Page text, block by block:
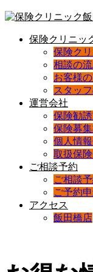
保険クリニッ
保険ク
相談の
お客様
スタッ
運営会社
保険勧
保険募
個人情
取扱保
ご相談予約
ご相談
ご予約
アクセス
飯田橋店